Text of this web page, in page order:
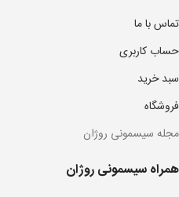
تماس با ما
حساب کاربری
سبد خرید
فروشگاه
مجله سیسمونی روژان
همراه سیسمونی روژان